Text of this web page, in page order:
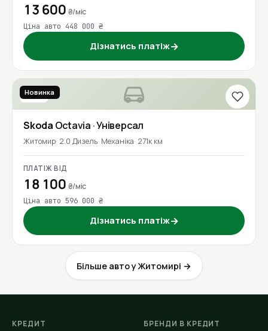
13 600 ₴/міс
Ціна авто 448 000 ₴
Дізнатись платіж→
2018
Новинка
Skoda Octavia · Універсал
Житомир 2.0 Дизель Механіка 271к км
ПЛАТІЖ ВІД
18 100 ₴/міс
Ціна авто 596 000 ₴
Дізнатись платіж→
Більше авто у Житомирі →
КРЕДИТ БРЕНДИ В КРЕДИТ